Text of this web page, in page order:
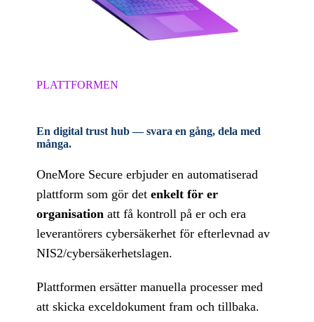
PLATTFORMEN
En digital trust hub —svara en gång, dela med
många.
OneMore Secure erbjuder en automatiserad
plattform som gör detenkelt för er
organisation att få kontroll på er och era
leverantörers cybersäkerhet för efterlevnad av
NIS2/cybersäkerhetslagen.
Plattformen ersättermanuella processer med
att skicka exceldokument fram och tillbaka.